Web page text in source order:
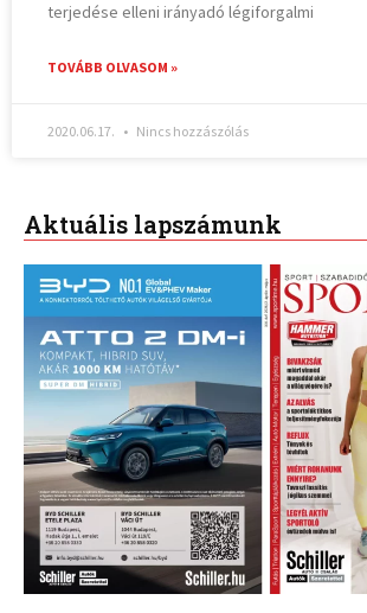
terjedése elleni irányadó légiforgalmi
TOVÁBB OLVASOM »
2020.06.17. Nincs hozzászólás
Aktuális lapszámunk